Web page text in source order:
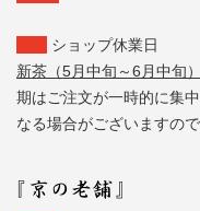
ショップ休業日
新茶（5月中旬～6月中旬）
期はご注文が一時的に集
なる場合がございますの